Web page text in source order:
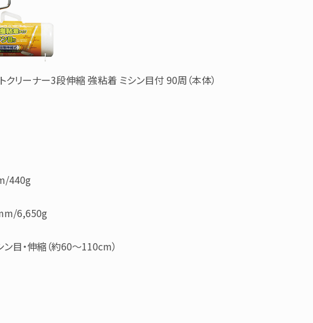
クリーナー3段伸縮 強粘着 ミシン目付 90周（本体）
/440g
/6,650g
目・伸縮（約60～110cm）